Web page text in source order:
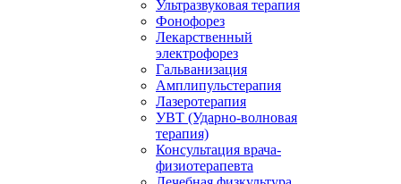
Ультразвуковая терапия
Фонофорез
Лекарственный
электрофорез
Гальванизация
Амплипульстерапия
Лазеротерапия
УВТ (Ударно-волновая
терапия)
Консультация врача-
физиотерапевта